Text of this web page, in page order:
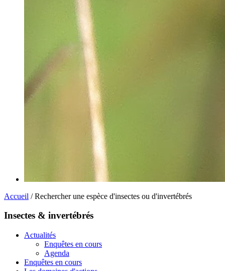
Accueil / Rechercher une espèce d'insectes ou d'invertébrés
Insectes & invertébrés
Actualités
Enquêtes en cours
Agenda
Enquêtes en cours